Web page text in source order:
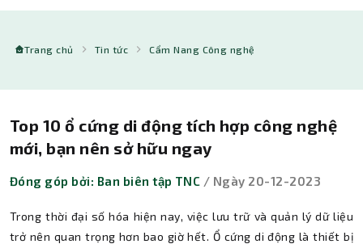
Trang chủ Tin tức Cẩm Nang Công nghệ
Top 10 ổ cứng di động tích hợp công nghệ
mới, bạn nên sở hữu ngay
Đóng góp bởi: Ban biên tập TNC / Ngày 20-12-2023
Trong thời đại số hóa hiện nay, việc lưu trữ và quản lý dữ liệu
trở nên quan trọng hơn bao giờ hết. Ổ cứng di động là thiết bị